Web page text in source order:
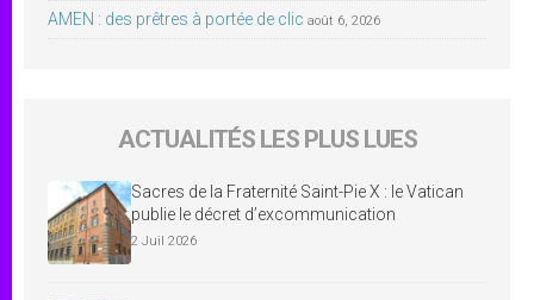
AMEN : des prêtres à portée de clic août 6, 2026
ACTUALITÉS LES PLUS LUES
Sacres de la Fraternité Saint-Pie X : le Vatican
publie le décret d’excommunication
2 Juil 2026